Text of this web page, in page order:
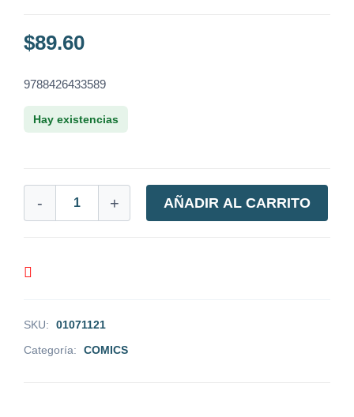
$89.60
9788426433589
Hay existencias
- + AÑADIR AL CARRITO
SKU:
01071121
Categoría:
COMICS